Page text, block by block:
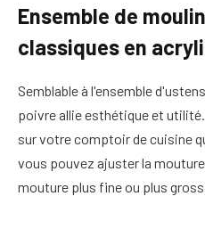
Ensemble de
classiques en
Semblable à l'ensemble
poivre allie esthétique et
sur votre comptoir de cuisine
vous pouvez ajuster la
mouture plus fine ou plus